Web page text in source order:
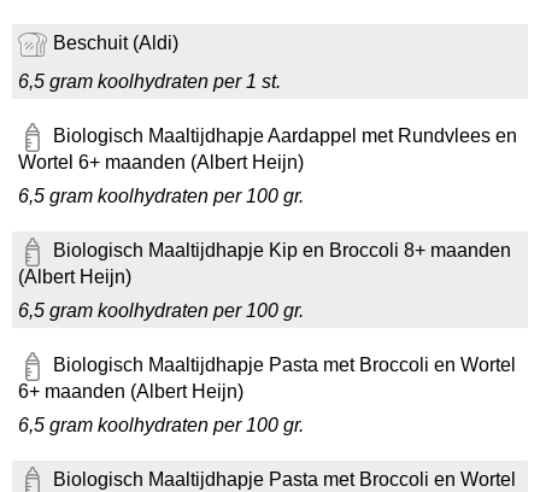
Beschuit (Aldi)
6,5 gram koolhydraten per 1 st.
Biologisch Maaltijdhapje Aardappel met Rundvlees en
Wortel 6+ maanden (Albert Heijn)
6,5 gram koolhydraten per 100 gr.
Biologisch Maaltijdhapje Kip en Broccoli 8+ maanden
(Albert Heijn)
6,5 gram koolhydraten per 100 gr.
Biologisch Maaltijdhapje Pasta met Broccoli en Wortel
6+ maanden (Albert Heijn)
6,5 gram koolhydraten per 100 gr.
Biologisch Maaltijdhapje Pasta met Broccoli en Wortel